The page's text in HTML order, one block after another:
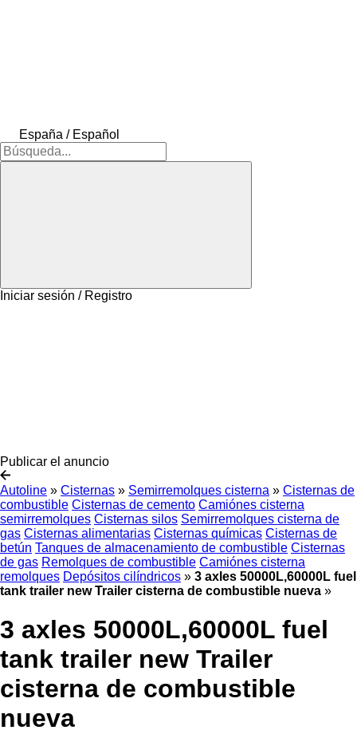
España / Español
Iniciar sesión / Registro
Publicar el anuncio
Autoline » Cisternas » Semirremolques cisterna » Cisternas de
combustible Cisternas de cemento Camiónes cisterna
semirremolques Cisternas silos Semirremolques cisterna de
gas Cisternas alimentarias Cisternas químicas Cisternas de
betún Tanques de almacenamiento de combustible Cisternas
de gas Remolques de combustible Camiónes cisterna
remolques Depósitos cilíndricos » 3 axles 50000L,60000L fuel
tank trailer new Trailer cisterna de combustible nueva »
3 axles 50000L,60000L fuel
tank trailer new Trailer
cisterna de combustible
nueva